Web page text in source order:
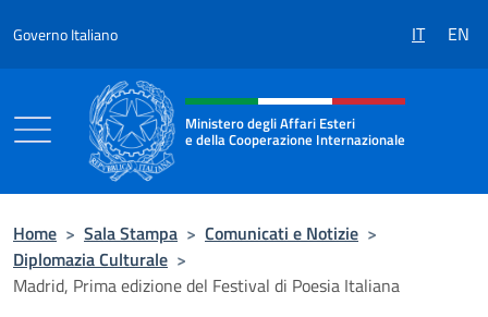
Governo Italiano IT EN
Intestazione sito, social e menù
Ministero degli Affari Esteri
e della Cooperazione Internazionale
Home > Sala Stampa > Comunicati e Notizie >
Diplomazia Culturale >
Madrid, Prima edizione del Festival di Poesia Italiana